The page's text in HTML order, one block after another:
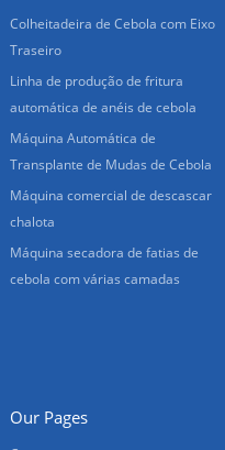
Colheitadeira de Cebola com Eixo
Traseiro
Linha de produção de fritura
automática de anéis de cebola
Máquina Automática de
Transplante de Mudas de Cebola
Máquina comercial de descascar
chalota
Máquina secadora de fatias de
cebola com várias camadas
Our Pages